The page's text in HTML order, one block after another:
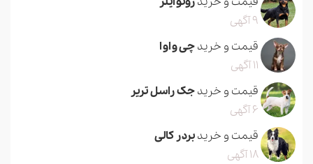
9 آگهی
قیمت و خریدچی واوا
11 آگهی
قیمت و خریدجک راسل تریر
6 آگهی
قیمت و خریدبردر کالی
18 آگهی